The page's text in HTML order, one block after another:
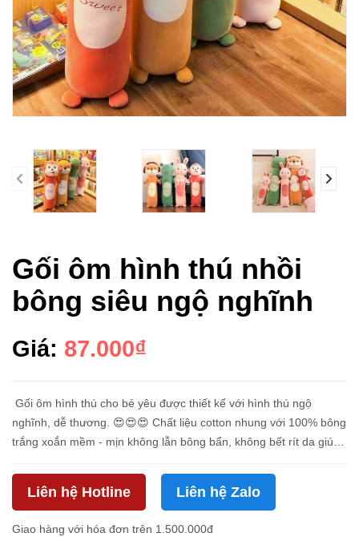
prev
Gối ôm hình thú nhồi
bông siêu ngộ nghĩnh
Giá: 87.000₫
Gối ôm hình thú cho bé yêu được thiết kế với hình thú ngộ
nghĩnh, dễ thương. 😍😍😍 Chất liệu cotton nhung với 100% bông
trắng xoắn mềm - mịn không lẫn bông bẩn, không bết rít da giúp
Liên hệ Hotline Liên hệ Zalo
Giao hàng với hóa đơn trên 1.500.000đ